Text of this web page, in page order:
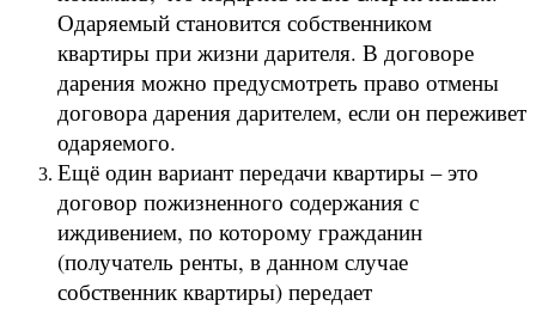
Одаряемый становится собственником
квартиры при жизни дарителя. В договоре
дарения можно предусмотреть право отмены
договора дарения дарителем, если он переживет
одаряемого.
Ещё один вариант передачи квартиры – это
договор пожизненного содержания с
иждивением, по которому гражданин
(получатель ренты, в данном случае
собственник квартиры) передает